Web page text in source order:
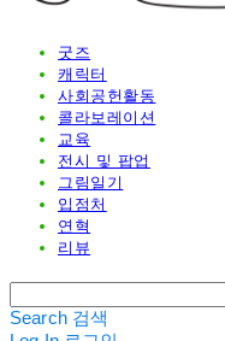
굿즈
캐릭터
사회공헌활동
콜라보레이션
교육
전시 및 팝업
그림일기
입점처
연혁
리뷰
Search 검색